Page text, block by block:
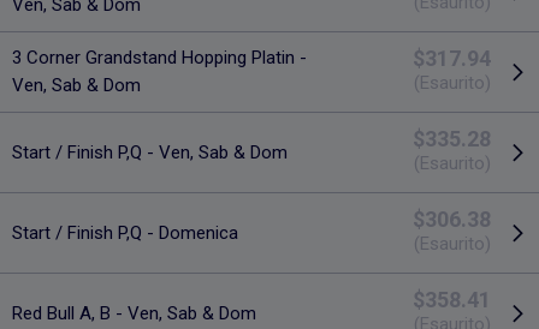
Ven, Sab & Dom
3 Corner Grandstand Hopping Platin -
Ven, Sab & Dom
$317.94
(Esaurito)
Start / Finish P,Q - Ven, Sab & Dom
$335.28
(Esaurito)
Start / Finish P,Q - Domenica
$306.38
(Esaurito)
Red Bull A, B - Ven, Sab & Dom
$358.41
(Esaurito)